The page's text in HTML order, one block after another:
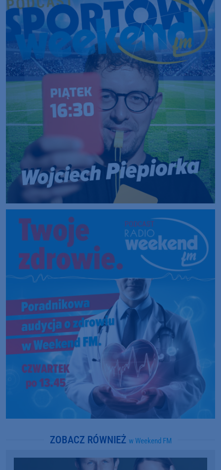
ZOBACZ RÓWNIEŻ w Weekend FM